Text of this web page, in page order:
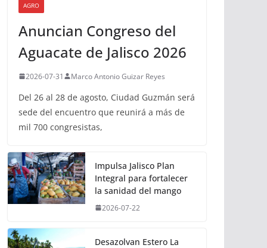
AGRO
Anuncian Congreso del
Aguacate de Jalisco 2026
2026-07-31 Marco Antonio Guizar Reyes
Del 26 al 28 de agosto, Ciudad Guzmán será
sede del encuentro que reunirá a más de
mil 700 congresistas,
Impulsa Jalisco Plan
Integral para fortalecer
la sanidad del mango
2026-07-22
Desazolvan Estero La